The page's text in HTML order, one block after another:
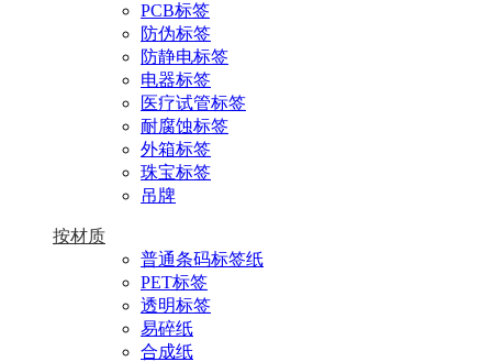
PCB标签
防伪标签
防静电标签
电器标签
医疗试管标签
耐腐蚀标签
外箱标签
珠宝标签
吊牌
按材质
普通条码标签纸
PET标签
透明标签
易碎纸
合成纸